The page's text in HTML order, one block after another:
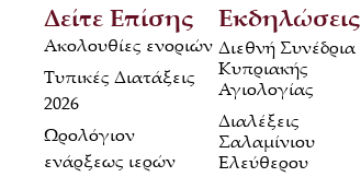
Δείτε Επίσης
Ακολουθίες ενοριών
Τυπικές Διατάξεις
2026
Ωρολόγιον
ενάρξεως ιερών
Εκδηλώσεις
Διεθνή Συνέδρια
Κυπριακής
Αγιολογίας
Διαλέξεις
Σαλαμίνιου
Ελεύθερου